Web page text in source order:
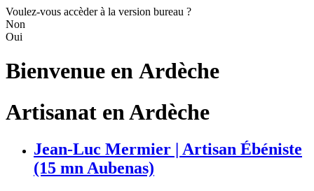
Voulez-vous accèder à la version bureau ?
Non
Oui
Bienvenue en Ardèche
Artisanat en Ardèche
Jean-Luc Mermier | Artisan Ébéniste
(15 mn Aubenas)